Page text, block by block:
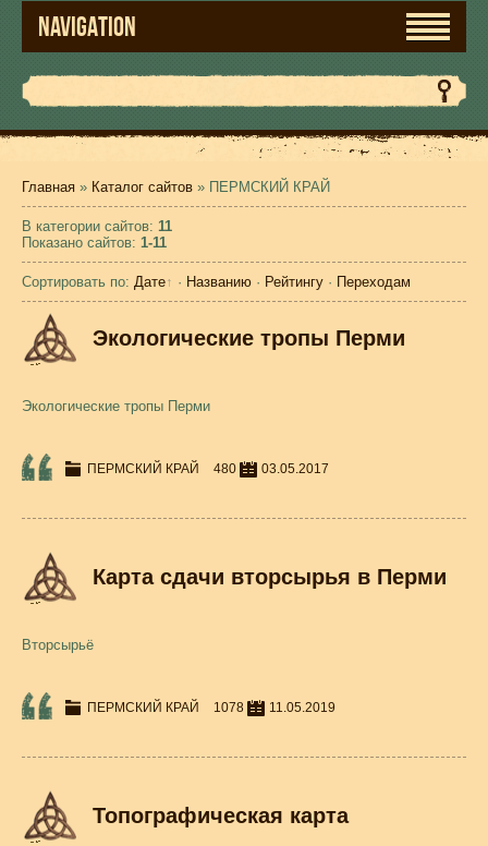
NAVIGATION
Главная » Каталог сайтов » ПЕРМСКИЙ КРАЙ
В категории сайтов: 11
Показано сайтов: 1-11
Сортировать по: Дате · Названию · Рейтингу · Переходам
Экологические тропы Перми
Экологические тропы Перми
ПЕРМСКИЙ КРАЙ 480 03.05.2017
Карта сдачи вторсырья в Перми
Вторсырьё
ПЕРМСКИЙ КРАЙ 1078 11.05.2019
Топографическая карта